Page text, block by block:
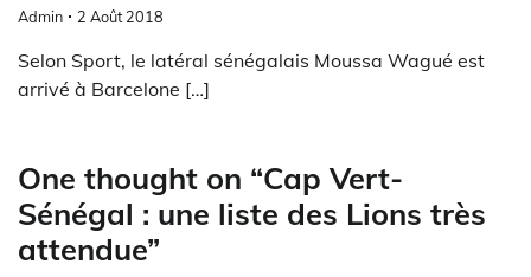
Admin 2 Août 2018
Selon Sport, le latéral sénégalais Moussa Wagué est
arrivé à Barcelone […]
One thought on “Cap Vert-
Sénégal : une liste des Lions très
attendue”